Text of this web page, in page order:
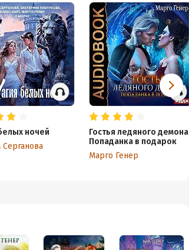
ночей
Серганова
Гостья ледяного демона.
Попаданка в подарок
Марго Генер